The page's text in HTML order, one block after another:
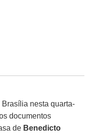
nesta quarta-
documentos
de Benedicto